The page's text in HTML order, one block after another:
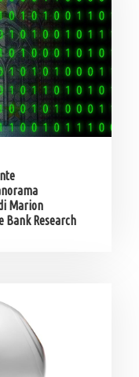
Marion
Bank Research